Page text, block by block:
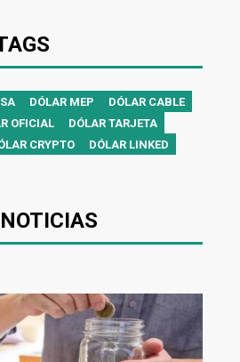
DÓLAR MEP
DÓLAR CABLE
OFICIAL
DÓLAR TARJETA
CRYPTO DÓLAR LINKED